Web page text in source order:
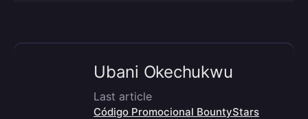
Ubani Okechukwu
Last article
Código Promocional BountyStars